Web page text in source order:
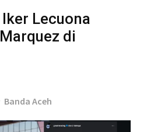
Lecuona
di
Banda Aceh